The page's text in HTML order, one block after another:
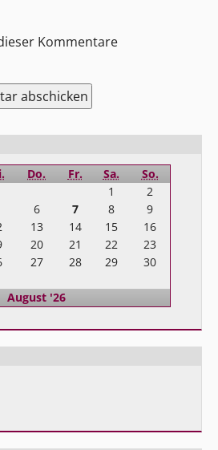
Kommentare
Do. Fr. Sa. So.
August '26
1
2
6 7 8
9
13 14 15
16
20 21 22
23
27 28 29
30